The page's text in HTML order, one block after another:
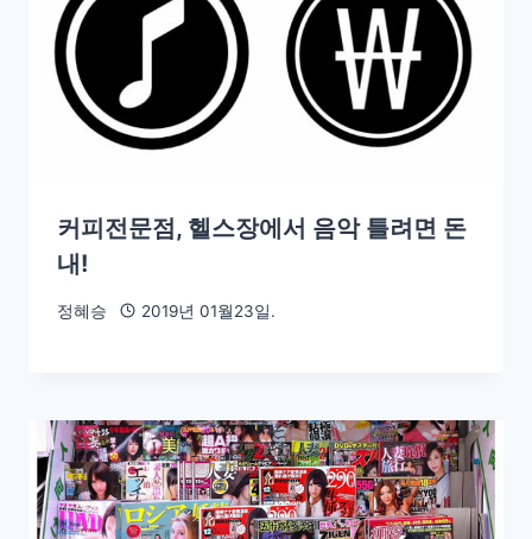
커피전문점, 헬스장에서 음악 틀려면 돈
내!
정혜승 2019년 01월23일.